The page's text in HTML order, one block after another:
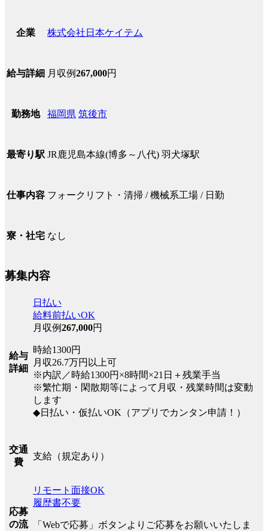
企業 株式会社日本ケイテム
給与詳細 月収例267,000円
勤務地 福岡県 筑後市
最寄り駅 JR鹿児島本線(博多～八代) 羽犬塚駅
仕事内容 フォークリフト・清掃 / 機械系工場 / 日勤
寮・社宅 なし
募集内容
給与
詳細
日払い
給料前払いOK
月収例267,000円
時給1300円
月収26.7万円以上可
※内訳／時給1300円×8時間×21日＋残業手当
※繁忙期・閑散期等によって月収・残業時間は変動
します
◆日払い・仮払いOK（アプリでカンタン申請！）
交通
費
支給（規定あり）
応募
の流
リモート面接OK
履歴書不要
「Webで応募」ボタンよりご応募をお願いいたしま